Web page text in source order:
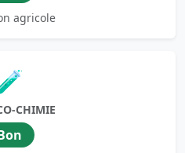
agricole
CHIMIE